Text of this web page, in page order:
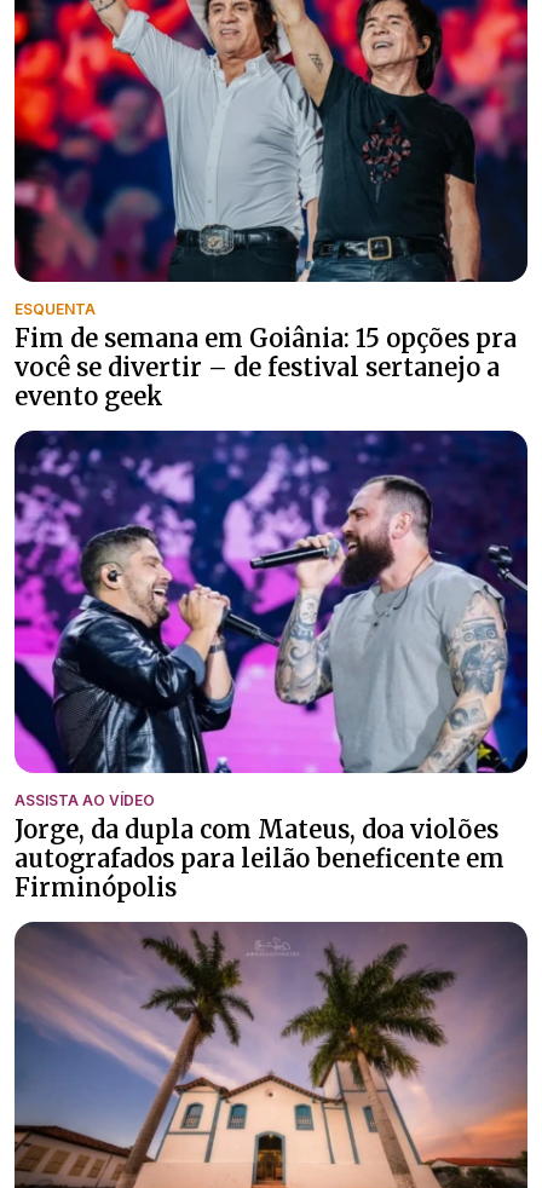
ESQUENTA
Fim de semana em Goiânia: 15 opções pra
você se divertir – de festival sertanejo a
evento geek
ASSISTA AO VÍDEO
Jorge, da dupla com Mateus, doa violões
autografados para leilão beneficente em
Firminópolis